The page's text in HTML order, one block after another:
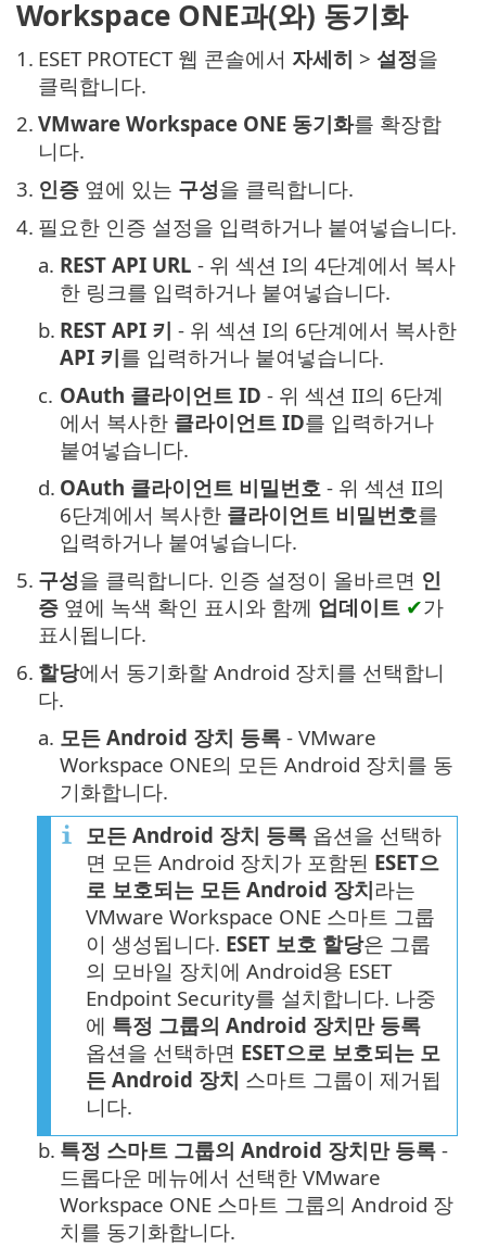
Workspace ONE과(와) 동기화
1. ESET PROTECT 웹 콘솔에서 자세히 > 설정을
클릭합니다.
2. VMware Workspace ONE 동기화를 확장합
니다.
3. 인증 옆에 있는 구성을 클릭합니다.
4. 필요한 인증 설정을 입력하거나 붙여넣습니다.
a. REST API URL - 위 섹션 I의 4단계에서 복사
한 링크를 입력하거나 붙여넣습니다.
b. REST API 키 - 위 섹션 I의 6단계에서 복사한
API 키를 입력하거나 붙여넣습니다.
c. OAuth 클라이언트 ID - 위 섹션 II의 6단계
에서 복사한 클라이언트 ID를 입력하거나
붙여넣습니다.
d. OAuth 클라이언트 비밀번호 - 위 섹션 II의
6단계에서 복사한 클라이언트 비밀번호를
입력하거나 붙여넣습니다.
5. 구성을 클릭합니다. 인증 설정이 올바르면 인
증 옆에 녹색 확인 표시와 함께 업데이트 ✔가
표시됩니다.
6. 할당에서 동기화할 Android 장치를 선택합니
다.
a. 모든 Android 장치 등록 - VMware
Workspace ONE의 모든 Android 장치를 동
기화합니다.
모든 Android 장치 등록 옵션을 선택하
면 모든 Android 장치가 포함된 ESET으
로 보호되는 모든 Android 장치라는
VMware Workspace ONE 스마트 그룹
이 생성됩니다. ESET 보호 할당은 그룹
의 모바일 장치에 Android용 ESET
Endpoint Security를 설치합니다. 나중
에 특정 그룹의 Android 장치만 등록
옵션을 선택하면 ESET으로 보호되는 모
든 Android 장치 스마트 그룹이 제거됩
니다.
b. 특정 스마트 그룹의 Android 장치만 등록 -
드롭다운 메뉴에서 선택한 VMware
Workspace ONE 스마트 그룹의 Android 장
치를 동기화합니다.